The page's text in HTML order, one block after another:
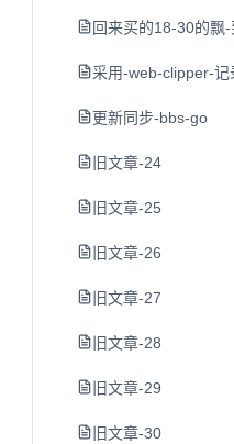
回来买的18-30的飘
采用-web-clipper-记
更新同步-bbs-go
旧文章-24
旧文章-25
旧文章-26
旧文章-27
旧文章-28
旧文章-29
旧文章-30